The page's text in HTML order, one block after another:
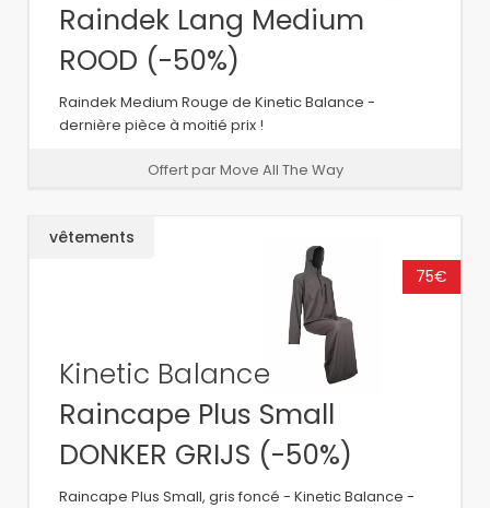
Raindek Lang Medium
ROOD (-50%)
Raindek Medium Rouge de Kinetic Balance -
dernière pièce à moitié prix !
Offert par Move All The Way
vêtements
75€
Kinetic Balance
Raincape Plus Small
DONKER GRIJS (-50%)
Raincape Plus Small, gris foncé - Kinetic Balance -